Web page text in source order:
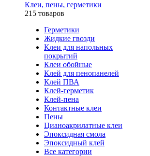
Клеи, пены, герметики
215 товаров
Герметики
Жидкие гвозди
Клеи для напольных
покрытий
Клеи обойные
Клей для пенопанелей
Клей ПВА
Клей-герметик
Клей-пена
Контактные клеи
Пены
Цианоакрилатные клеи
Эпоксидная смола
Эпоксидный клей
Все категории